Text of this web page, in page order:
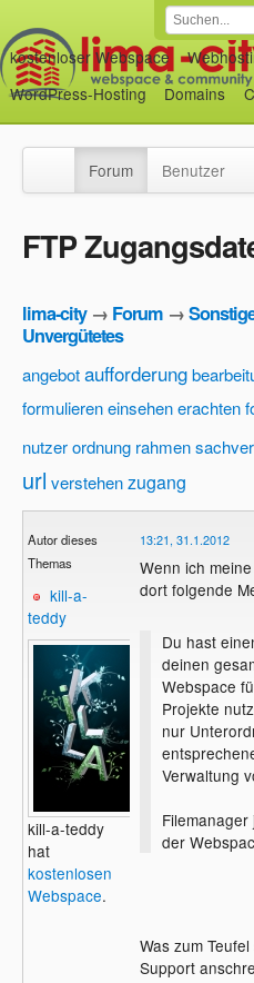
kostenloser Webspace
WordPress-Hosting
Domains
Forum Benutzer
FTP
lima-city→ Forum →
Unvergütetes
angebotaufforderung
formuliereneinsehenerachten
nutzerordnung rahmen
url verstehenzugang
Autor dieses
Themas
kill-a-
teddy
kill-a-teddy
hat
kostenlosen
Webspace.
13:21, 31.1.2012
Wenn ich meine
dort folgende
Du hast
deinen
Webspace
Projekte
nur
Verwaltung
der
Accounts zu
der FTP-
Was zum
Support